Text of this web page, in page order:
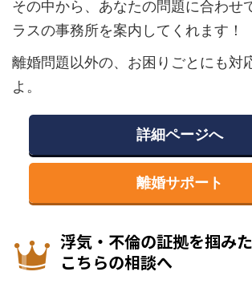
その中から、あなたの問題に合わせ
ラスの事務所を案内してくれます！
離婚問題以外の、お困りごとにも対
よ。
詳細ページへ
離婚サポート
浮気・不倫の証拠を掴みた
こちらの相談へ